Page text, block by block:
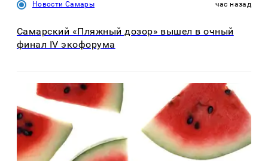
Новости Самары час назад
Самарский «Пляжный дозор» вышел в очный
финал IV экофорума